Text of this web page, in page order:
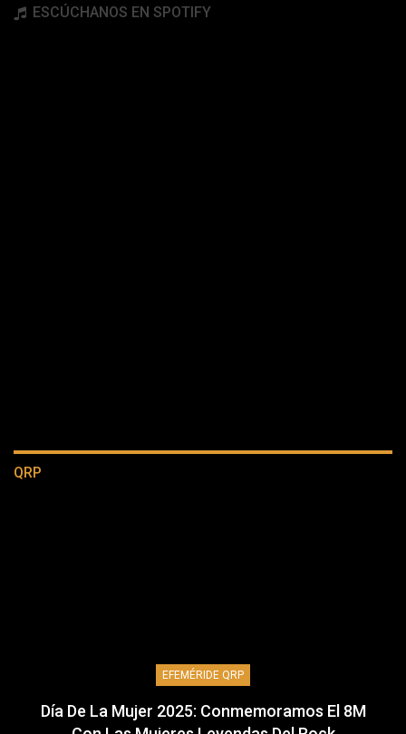
ESCÚCHANOS EN SPOTIFY
QRP
EFEMÉRIDE QRP
Día De La Mujer 2025: Conmemoramos El 8M